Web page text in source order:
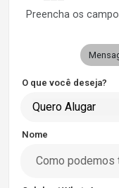
Preencha os
O que você deseja?
Quero Alugar
Nome